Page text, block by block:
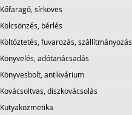
Kőfaragó, sírköves
Kölcsönzés, bérlés
Költöztetés, fuvarozás, szállítmányozás
Könyvelés, adótanácsadás
Könyvesbolt, antikvárium
Kovácsoltvas, diszkovácsolás
Kutyakozmetika